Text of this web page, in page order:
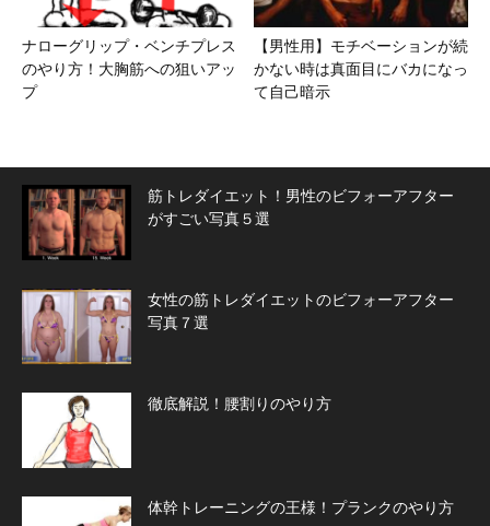
ナローグリップ・ベンチプレス
のやり方！大胸筋への狙いアッ
プ
【男性用】モチベーションが続
かない時は真面目にバカになっ
て自己暗示
筋トレダイエット！男性のビフォーアフター
がすごい写真５選
女性の筋トレダイエットのビフォーアフター
写真７選
徹底解説！腰割りのやり方
体幹トレーニングの王様！プランクのやり方